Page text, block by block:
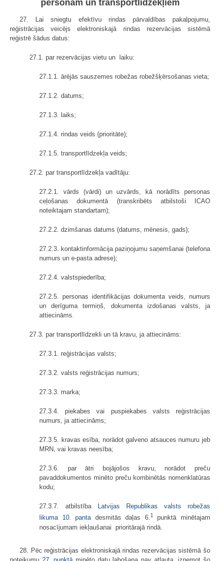
personām un transportlīdzekļiem
27. Lai sniegtu efektīvu rindas pārvaldības pakalpojumu,
reģistrācijas veicējs elektroniskajā rindas rezervācijas sistēmā
reģistrē šādus datus:
27.1. par rezervācijas vietu un laiku:
27.1.1. ārējās sauszemes robežas robežšķērsošanas vieta;
27.1.2. datums;
27.1.3. laiks;
27.1.4. rindas veids (prioritāte);
27.1.5. transportlīdzekļa veids;
27.2. par transportlīdzekļa vadītāju:
27.2.1. vārds (vārdi) un uzvārds, kā norādīts personas
ceļošanas dokumentā (transkribēts atbilstoši ICAO
noteiktajam standartam);
27.2.2. dzimšanas datums (datums, mēnesis, gads);
27.2.3. kontaktinformācija paziņojumu saņemšanai (telefona
numurs un e-pasta adrese);
27.2.4. valstspiederība;
27.2.5. personas identifikācijas dokumenta veids, numurs
un derīguma termiņš, dokumenta izdošanas valsts, ja
attiecināms.
27.3. par transportlīdzekli un tā kravu, ja attiecināms:
27.3.1. reģistrācijas valsts;
27.3.2. valsts reģistrācijas numurs;
27.3.3. marka;
27.3.4. piekabes vai puspiekabes valsts reģistrācijas
numurs, ja attiecināms;
27.3.5. kravas esība, norādot galveno atsauces numuru jeb
MRN, vai kravas neesība;
27.3.6. par ātri bojājošos kravu, norādot preču
pavaddokumentos minēto preču kombinētās nomenklatūras
kodu;
27.3.7. atbilstība
Latvijas Republikas valsts robežas
likuma
10. pantadesmitās daļas 6.1punktā minētajam
nosacījumam iekļaušanai prioritārajā rindā.
28. Pēc reģistrācijas elektroniskajā rindas rezervācijas sistēmā šo